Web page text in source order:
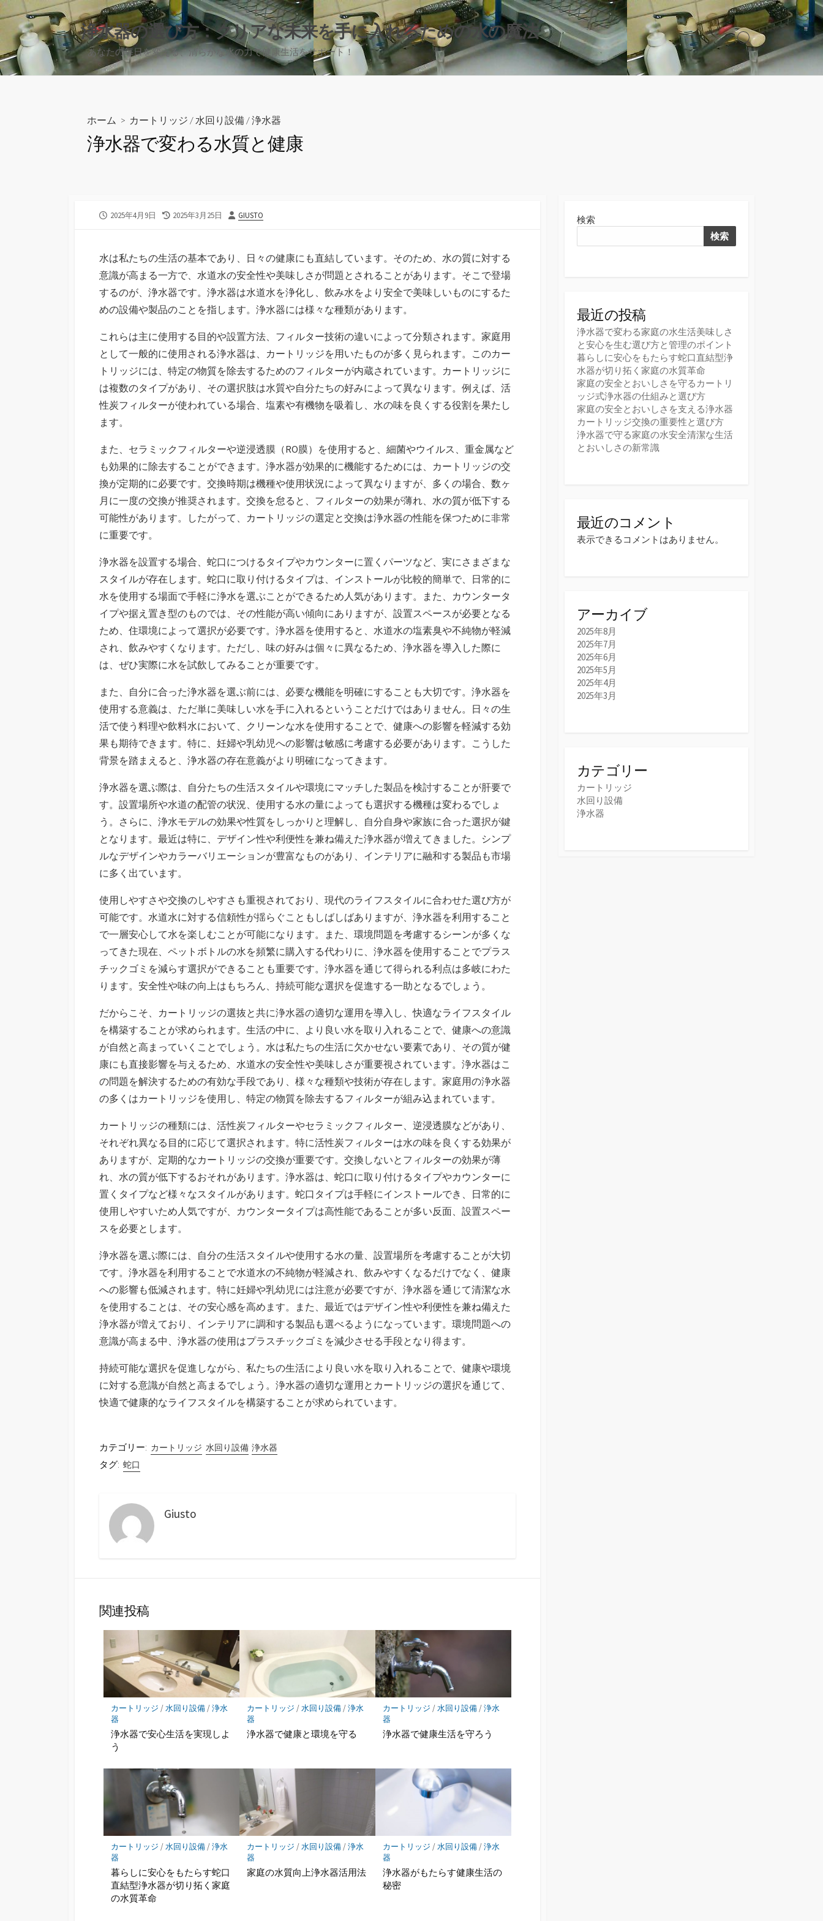
コ
ン
ン
ツ
浄水器の選び方：クリアな未来を手に入れるための水の魔法
あなたの毎日を変える、清らかな水の力で健康生活をサポート！
検
索
切
ホーム > カートリッジ / 水回り設備 /浄水器
浄水器で変わる水質と健康
公
2025年4月9日
最
日
2025年3月25日
投
GIUSTO
水は私たちの生活の基本であり、日々の健康にも直結しています。 そのため、水の質に対する
意識が高まる一方で、水道水の安全性や美味しさが問題とされることがあります。そこで登場
するのが、浄水器です。浄水器は水道水を浄化し、飲み水をより安全で美味しいものにするた
めの設備や製品のことを指します。浄水器には様々な種類があります。
これらは主に使用する目的や設置方法、フィルター技術の違いによって分類されます。家庭用
として一般的に使用される浄水器は、カートリッジを用いたものが多く見られます。このカー
トリッジには、特定の物質を除去するためのフィルターが内蔵されています。カートリッジに
は複数のタイプがあり、その選択肢は水質や自分たちの好みによって異なります。例えば、活
性炭フィルターが使われている場合、塩素や有機物を吸着し、水の味を良くする役割を果たし
ます。
また、セラミックフィルターや逆浸透膜（RO膜）を使用すると、細菌やウイルス、重金属など
も効果的に除去することができます。浄水器が効果的に機能するためには、カートリッジの交
換が定期的に必要です。交換時期は機種や使用状況によって異なりますが、多くの場合、数ヶ
月に一度の交換が推奨されます。交換を怠ると、フィルターの効果が薄れ、水の質が低下する
可能性があります。したがって、カートリッジの選定と交換は浄水器の性能を保つために非常
に重要です。
浄水器を設置する場合、蛇口につけるタイプやカウンターに置くパーツなど、実にさまざまな
スタイルが存在します。蛇口に取り付けるタイプは、インストールが比較的簡単で、日常的に
水を使用する場面で手軽に浄水を選ぶことができるため人気があります。また、カウンタータ
イプや据え置き型のものでは、その性能が高い傾向にありますが、設置スペースが必要となる
ため、住環境によって選択が必要です。浄水器を使用すると、水道水の塩素臭や不純物が軽減
され、飲みやすくなります。ただし、味の好みは個々に異なるため、浄水器を導入した際に
は、ぜひ実際に水を試飲してみることが重要です。
また、自分に合った浄水器を選ぶ前には、必要な機能を明確にすることも大切です。浄水器を
使用する意義は、ただ単に美味しい水を手に入れるということだけではありません。日々の生
活で使う料理や飲料水において、クリーンな水を使用することで、健康への影響を軽減する効
果も期待できます。特に、妊婦や乳幼児への影響は敏感に考慮する必要があります。こうした
背景を踏まえると、浄水器の存在意義がより明確になってきます。
浄水器を選ぶ際は、自分たちの生活スタイルや環境にマッチした製品を検討することが肝要で
す。設置場所や水道の配管の状況、使用する水の量によっても選択する機種は変わるでしょ
う。さらに、浄水モデルの効果や性質をしっかりと理解し、自分自身や家族に合った選択が鍵
となります。最近は特に、デザイン性や利便性を兼ね備えた浄水器が増えてきました。シンプ
ルなデザインやカラーバリエーションが豊富なものがあり、インテリアに融和する製品も市場
に多く出ています。
使用しやすさや交換のしやすさも重視されており、現代のライフスタイルに合わせた選び方が
可能です。水道水に対する信頼性が揺らぐこともしばしばありますが、浄水器を利用すること
で一層安心して水を楽しむことが可能になります。また、環境問題を考慮するシーンが多くな
ってきた現在、ペットボトルの水を頻繁に購入する代わりに、浄水器を使用することでプラス
チックゴミを減らす選択ができることも重要です。浄水器を通じて得られる利点は多岐にわた
ります。安全性や味の向上はもちろん、持続可能な選択を促進する一助となるでしょう。
だからこそ、カートリッジの選抜と共に浄水器の適切な運用を導入し、快適なライフスタイル
を構築することが求められます。生活の中に、より良い水を取り入れることで、健康への意識
が自然と高まっていくことでしょう。水は私たちの生活に欠かせない要素であり、その質が健
康にも直接影響を与えるため、水道水の安全性や美味しさが重要視されています。浄水器はこ
の問題を解決するための有効な手段であり、様々な種類や技術が存在します。家庭用の浄水器
の多くはカートリッジを使用し、特定の物質を除去するフィルターが組み込まれています。
カートリッジの種類には、活性炭フィルターやセラミックフィルター、逆浸透膜などがあり、
それぞれ異なる目的に応じて選択されます。特に活性炭フィルターは水の味を良くする効果が
ありますが、定期的なカートリッジの交換が重要です。交換しないとフィルターの効果が薄
れ、水の質が低下するおそれがあります。浄水器は、蛇口に取り付けるタイプやカウンターに
置くタイプなど様々なスタイルがあります。蛇口タイプは手軽にインストールでき、日常的に
使用しやすいため人気ですが、カウンタータイプは高性能であることが多い反面、設置スペー
スを必要とします。
浄水器を選ぶ際には、自分の生活スタイルや使用する水の量、設置場所を考慮することが大切
です。浄水器を利用することで水道水の不純物が軽減され、飲みやすくなるだけでなく、健康
への影響も低減されます。特に妊婦や乳幼児には注意が必要ですが、浄水器を通じて清潔な水
を使用することは、その安心感を高めます。また、最近ではデザイン性や利便性を兼ね備えた
浄水器が増えており、インテリアに調和する製品も選べるようになっています。環境問題への
意識が高まる中、浄水器の使用はプラスチックゴミを減少させる手段となり得ます。
持続可能な選択を促進しながら、私たちの生活により良い水を取り入れることで、健康や環境
に対する意識が自然と高まるでしょう。浄水器の適切な運用とカートリッジの選択を通じて、
快適で健康的なライフスタイルを構築することが求められています。
カテゴリー: カートリッジ 水回り設備 浄水器
タグ: 蛇口
Giusto
関連投稿
カートリッジ /水回り設備/浄水
器
浄水器で安心生活を実現しよ
う
カートリッジ /水回り設備/浄水
器
浄水器で健康と環境を守る
カートリッジ /水回り設備/浄水
器
浄水器で健康生活を守ろう
カートリッジ /水回り設備/浄水
器
暮らしに安心をもたらす蛇口
直結型浄水器が切り拓く家庭
の水質革命
カートリッジ /水回り設備/浄水
器
家庭の水質向上浄水器活用法
カートリッジ /水回り設備/浄水
器
浄水器がもたらす健康生活の
秘密
検索
検索
最近の投稿
浄水器で変わる家庭の水生活美味しさ
と安心を生む選び方と管理のポイント
暮らしに安心をもたらす蛇口直結型浄
水器が切り拓く家庭の水質革命
家庭の安全とおいしさを守るカートリ
ッジ式浄水器の仕組みと選び方
家庭の安全とおいしさを支える浄水器
カートリッジ交換の重要性と選び方
浄水器で守る家庭の水安全清潔な生活
とおいしさの新常識
最近のコメント
表示できるコメントはありません。
アーカイブ
2025年8月
2025年7月
2025年6月
2025年5月
2025年4月
2025年3月
カテゴリー
カートリッジ
水回り設備
浄水器